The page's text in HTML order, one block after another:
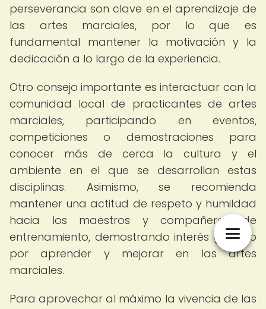
perseverancia son clave en el aprendizaje de
las artes marciales, por lo que es
fundamental mantener la motivación y la
dedicación a lo largo de la experiencia.
Otro consejo importante es interactuar con la
comunidad local de practicantes de artes
marciales, participando en eventos,
competiciones o demostraciones para
conocer más de cerca la cultura y el
ambiente en el que se desarrollan estas
disciplinas. Asimismo, se recomienda
mantener una actitud de respeto y humildad
hacia los maestros y compañeros de
entrenamiento, demostrando interés genuino
por aprender y mejorar en las artes
marciales.
Para aprovechar al máximo la vivencia de las